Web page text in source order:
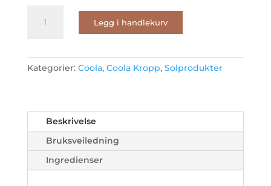
Body
Mango
antall
Legg i handlekurv
Kategorier: Coola, Coola Kropp, Solprodukter
Beskrivelse
Bruksveiledning
Ingredienser